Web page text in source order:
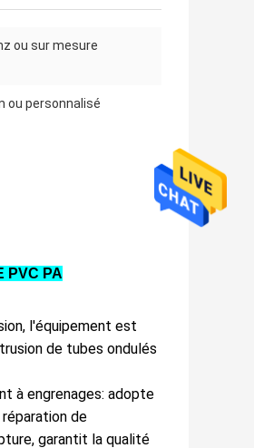
ou sur mesure
ou personnalisé
PVC PA
l'équipement est
de tubes ondulés
à engrenages: adopte
de
garantit la qualité